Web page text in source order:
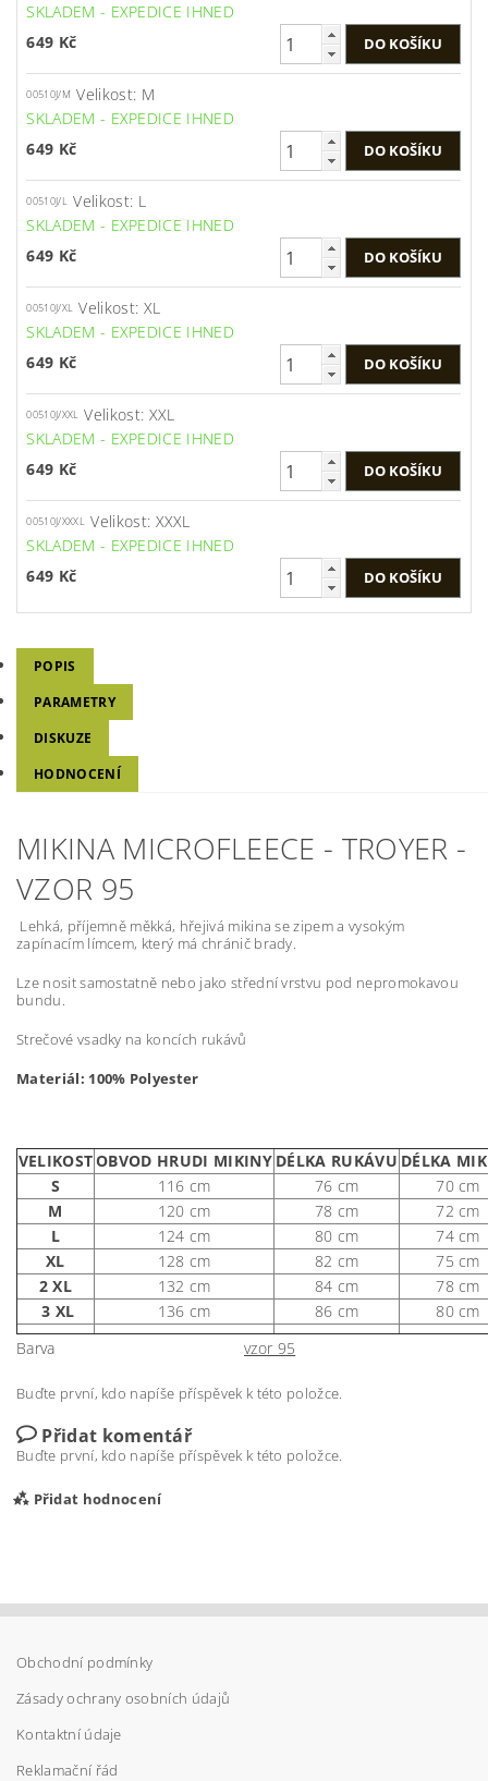
SKLADEM - EXPEDICE IHNED
649 Kč
00510J/M Velikost: M
SKLADEM - EXPEDICE IHNED
649 Kč
00510J/L Velikost: L
SKLADEM - EXPEDICE IHNED
649 Kč
00510J/XL Velikost: XL
SKLADEM - EXPEDICE IHNED
649 Kč
00510J/XXL Velikost: XXL
SKLADEM - EXPEDICE IHNED
649 Kč
00510J/XXXL Velikost: XXXL
SKLADEM - EXPEDICE IHNED
649 Kč
POPIS
PARAMETRY
DISKUZE
HODNOCENÍ
MIKINA MICROFLEECE - TROYER -
VZOR 95
Lehká, příjemně měkká, hřejivá mikina se zipem a vysokým
zapínacím límcem, který má chránič brady.
Lze nosit samostatně nebo jako střední vrstvu pod nepromokavou
bundu.
Strečové vsadky na koncích rukávů
Materiál: 100% Polyester
VELIKOSTOBVOD HRUDI MIKINY DÉLKA RUKÁVU DÉLKA
S
116 cm 76 cm
70 cm
M
120 cm 78 cm
72 cm
L
124 cm 80 cm
74 cm
XL
128 cm 82 cm
75 cm
2 XL
132 cm 84 cm
78 cm
3 XL
136 cm 86 cm
80 cm
Barva
vzor 95
Buďte první, kdo napíše příspěvek k této položce.
Přidat komentář
Buďte první, kdo napíše příspěvek k této položce.
Přidat hodnocení
Obchodní podmínky
Zásady ochrany osobních údajů
Kontaktní údaje
Reklamační řád